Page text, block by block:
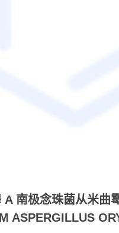
南极念珠菌从米曲
ASPERGILLUS